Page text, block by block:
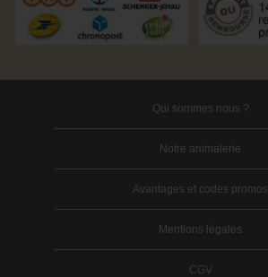
Qui sommes nous ?
Notre animalerie
Avantages et codes promos
Mentions légales
CGV